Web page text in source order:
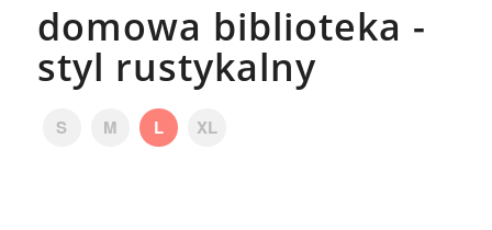
domowa biblioteka -
styl rustykalny
S M L XL